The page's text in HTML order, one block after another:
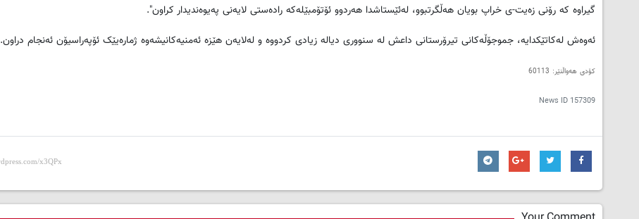
گیراوه‌ كه‌ رۆنی زه‌یت-ی خراپ بویان هه‌ڵگرتبوو، له‌ئێستاشدا هه‌ردوو ئۆتۆمبێله‌كه‌ راده‌ستی لایه‌نی په‌یوه‌ندیدار كراون".
ئه‌وه‌ش له‌كاتێكدایه‌، جموجۆڵه‌كانی تیرۆرستانی داعش له ‌سنووری دیاله‌ زیادی كردووه‌ و له‌لایه‌ن هێزه‌ ئه‌منیه‌كانیشه‌وه‌ ژماره‌یێک ئۆپه‌راسیۆن ئه‌نجام دراون.
کۆدی هەواڵنێر: 60113
News ID 157309